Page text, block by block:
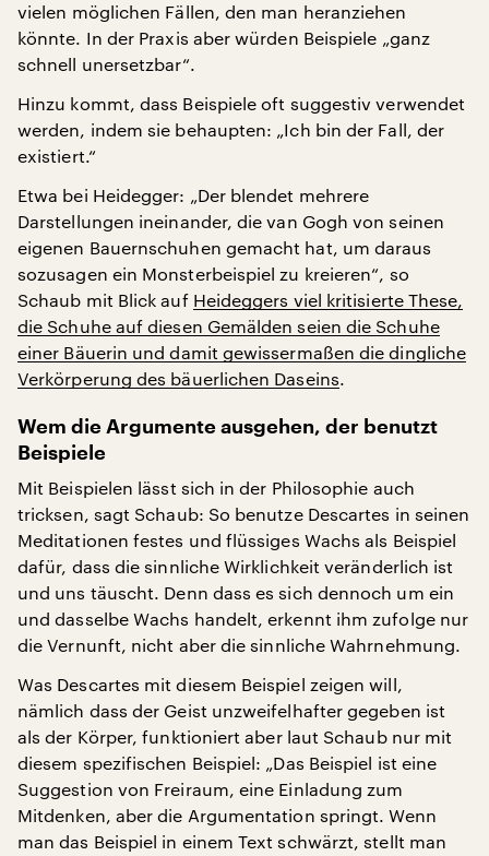
vielen möglichen Fällen, den man heranziehen
könnte. In der Praxis aber würden Beispiele „ganz
schnell unersetzbar“.
Hinzu kommt, dass Beispiele oft suggestiv verwendet
werden, indem sie behaupten: „Ich bin der Fall, der
existiert.“
Etwa bei Heidegger: „Der blendet mehrere
Darstellungen ineinander, die van Gogh von seinen
eigenen Bauernschuhen gemacht hat, um daraus
sozusagen ein Monsterbeispiel zu kreieren“, so
Schaub mit Blick auf Heideggers viel kritisierte These,
die Schuhe auf diesen Gemälden seien die Schuhe
einer Bäuerin und damit gewissermaßen die dingliche
Verkörperung des bäuerlichen Daseins.
Wem die Argumente ausgehen, der benutzt
Beispiele
Mit Beispielen lässt sich in der Philosophie auch
tricksen, sagt Schaub: So benutze Descartes in seinen
Meditationen festes und flüssiges Wachs als Beispiel
dafür, dass die sinnliche Wirklichkeit veränderlich ist
und uns täuscht. Denn dass es sich dennoch um ein
und dasselbe Wachs handelt, erkennt ihm zufolge nur
die Vernunft, nicht aber die sinnliche Wahrnehmung.
Was Descartes mit diesem Beispiel zeigen will,
nämlich dass der Geist unzweifelhafter gegeben ist
als der Körper, funktioniert aber laut Schaub nur mit
diesem spezifischen Beispiel: „Das Beispiel ist eine
Suggestion von Freiraum, eine Einladung zum
Mitdenken, aber die Argumentation springt. Wenn
man das Beispiel in einem Text schwärzt, stellt man